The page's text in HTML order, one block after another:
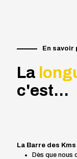
En savoir
La
c'est...
La Barre des Kms
Dès que nous